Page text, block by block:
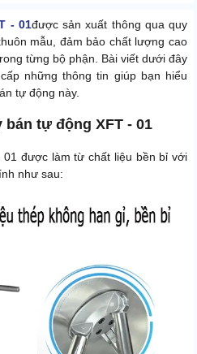
- 01được sản xuất thông qua quy
mẫu, đảm bảo chất lượng cao
từng bộ phận. Bài viết dưới đây
những thông tin giúp bạn hiểu
tự động này.
bán tự động XFT - 01
được làm từ chất liệu bền bỉ với
như sau: